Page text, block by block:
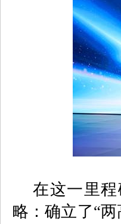
在这一里程
略：确立了“